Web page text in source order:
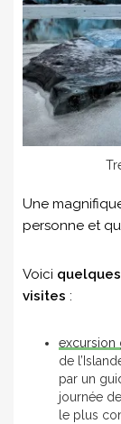
Une
personne et
Voici
visites :
excursion
de
par un
journée
le plus